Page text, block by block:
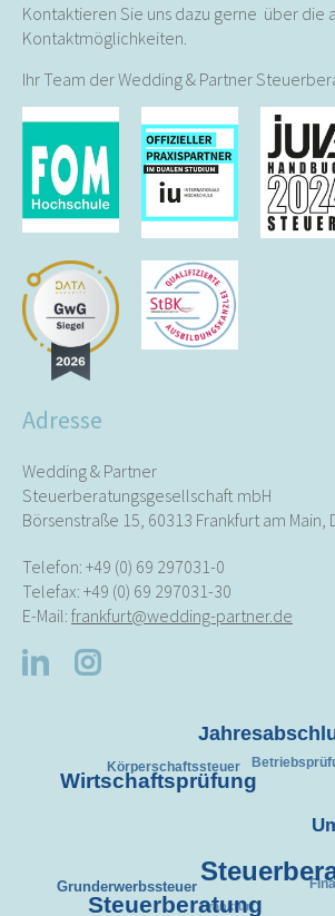
Kontaktieren Sie uns dazu gerne über die
Kontaktmöglichkeiten.
Ihr Team der Wedding & Partner
Adresse
Wedding & Partner
Steuerberatungsgesellschaft mbH
Börsenstraße 15, 60313 Frankfurt am Main,
Telefon: +49 (0) 69 297031-0
Telefax: +49 (0) 69 297031-30
E-Mail: frankfurt@wedding-partner.de
Steuerberatung
Wirtschaftsprüfung
Grunderwerbssteuer
Körperschaftssteuer